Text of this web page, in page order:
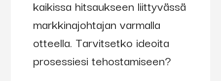
kaikissa hitsaukseen liittyvässä
markkinajohtajan varmalla
otteella. Tarvitsetko ideoita
prosessiesi tehostamiseen?